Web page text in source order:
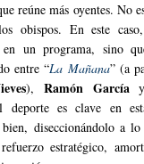
reúne más oyentes. No
obispos. En este
en un programa, sino
entre “La Mañana” (a
), Ramón Garcíay
deporte es clave en
diseccionándolo a
estratégico,